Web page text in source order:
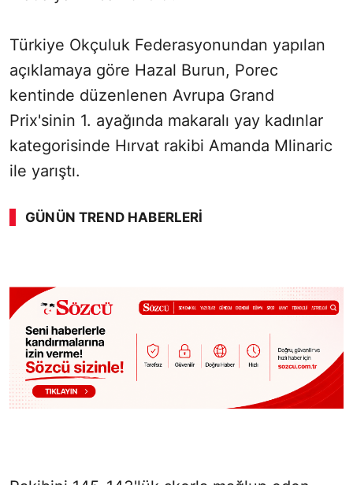
Türkiye Okçuluk Federasyonundan yapılan
açıklamaya göre Hazal Burun, Porec
kentinde düzenlenen Avrupa Grand
Prix'sinin 1. ayağında makaralı yay kadınlar
kategorisinde Hırvat rakibi Amanda Mlinaric
ile yarıştı.
GÜNÜN TREND HABERLERI
00:01 / 09:15